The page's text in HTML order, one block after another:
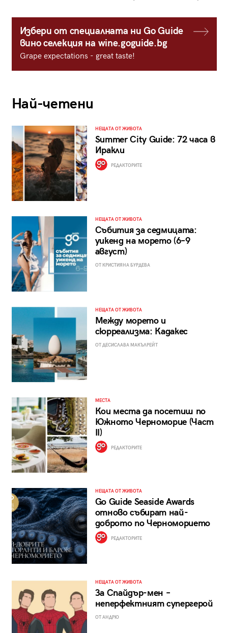
Избери от специалната ни Go Guide
вино селекция на wine.goguide.bg
Grape expectations - great taste!
Най-четени
НЕЩАТА ОТ ЖИВОТА
Summer City Guide: 72 часа в
Иракли
РЕДАКТОРИТЕ
НЕЩАТА ОТ ЖИВОТА
Събития за седмицата:
уикенд на морето (6–9
август)
ОТ КРИСТИЯНА БУРДЕВА
НЕЩАТА ОТ ЖИВОТА
Между морето и
сюрреализма: Кадакес
ОТ ДЕСИСЛАВА МАКЪЛРЕЙТ
МЕСТА
Кои места да посетиш по
Южното Черноморие (Част
II)
РЕДАКТОРИТЕ
НЕЩАТА ОТ ЖИВОТА
Go Guide Seaside Awards
отново събират най-
доброто по Черноморието
РЕДАКТОРИТЕ
НЕЩАТА ОТ ЖИВОТА
За Спайдър-мен –
неперфектният супергерой
ОТ АНДРЮ